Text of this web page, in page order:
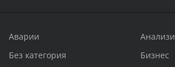
Аварии
Анализи
Без категория
Бизнес